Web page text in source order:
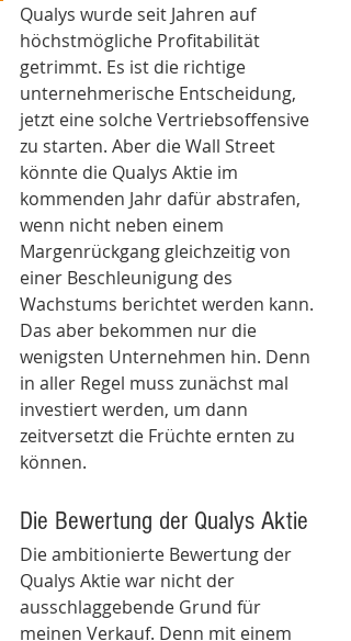
Qualys wurde seit Jahren auf
höchstmögliche Profitabilität
getrimmt. Es ist die richtige
unternehmerische Entscheidung,
jetzt eine solche Vertriebsoffensive
zu starten. Aber die Wall Street
könnte die Qualys Aktie im
kommenden Jahr dafür abstrafen,
wenn nicht neben einem
Margenrückgang gleichzeitig von
einer Beschleunigung des
Wachstums berichtet werden kann.
Das aber bekommen nur die
wenigsten Unternehmen hin. Denn
in aller Regel muss zunächst mal
investiert werden, um dann
zeitversetzt die Früchte ernten zu
können.
Die Bewertung der Qualys Aktie
Die ambitionierte Bewertung der
Qualys Aktie war nicht der
ausschlaggebende Grund für
meinen Verkauf. Denn mit einem